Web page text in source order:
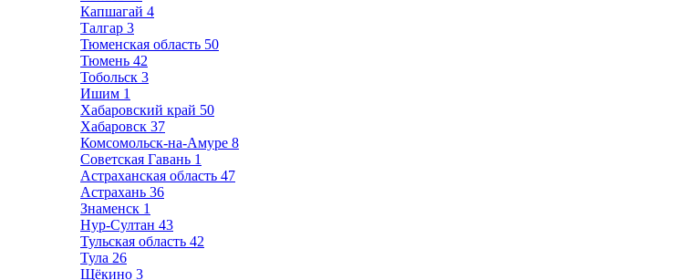
Капшагай 4
Талгар 3
Тюменская область 50
Тюмень 42
Тобольск 3
Ишим 1
Хабаровский край 50
Хабаровск 37
Комсомольск-на-Амуре 8
Советская Гавань 1
Астраханская область 47
Астрахань 36
Знаменск 1
Нур-Султан 43
Тульская область 42
Тула 26
Щёкино 3